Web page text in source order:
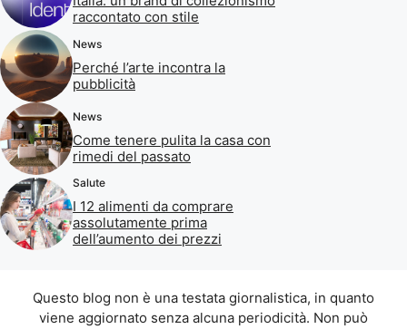
raccontato con stile
News
Perché l’arte incontra la
pubblicità
News
Come tenere pulita la casa con
rimedi del passato
Salute
I 12 alimenti da comprare
assolutamente prima
dell’aumento dei prezzi
Questo blog non è una testata giornalistica, in quanto
viene aggiornato senza alcuna periodicità. Non può